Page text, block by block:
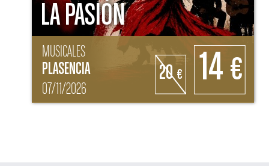
LA PASIÓN
MUSICALES
PLASENCIA
07/11/2026
20€ 14 €